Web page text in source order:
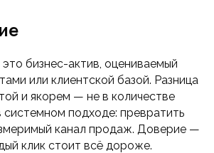
бизнес-актив, оцениваемый
или клиентской базой. Разница
и якорем — не в количестве
системном подходе: превратить
канал продаж. Доверие —
клик стоит всё дороже.